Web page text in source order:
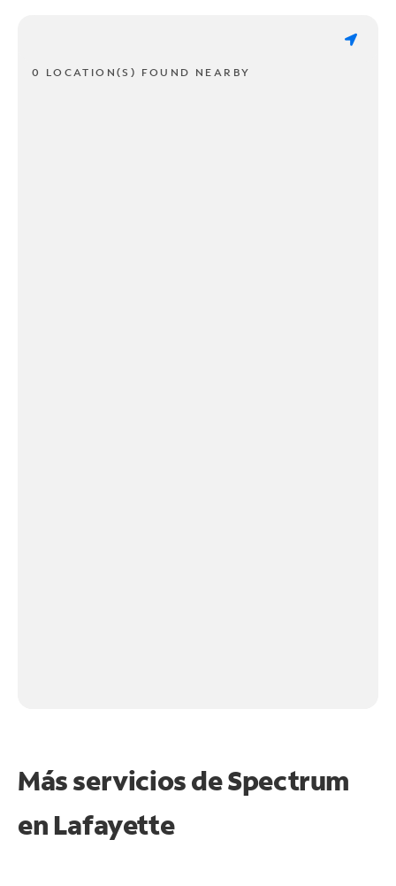
0 LOCATION(S) FOUND NEARBY
Más servicios de Spectrum
en Lafayette